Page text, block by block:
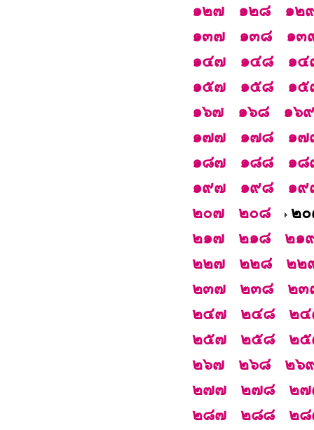
๑๒๗
๑๒๘
๑๒
๑๓๗
๑๓๘
๑๓
๑๔๗
๑๔๘
๑๔
๑๕๗
๑๕๘
๑๕
๑๖๗
๑๖๘
๑๖๙
๑๗๗
๑๗๘
๑๗
๑๘๗
๑๘๘
๑๘
๑๙๗
๑๙๘
๑๙
๒๐๗
๒๐๘
๒
๒๑๗
๒๑๘
๒๑
๒๒๗
๒๒๘
๒๒
๒๓๗
๒๓๘
๒๓
๒๔๗
๒๔๘
๒
๒๕๗
๒๕๘
๒
๒๖๗
๒๖๘
๒๖
๒๗๗
๒๗๘
๒
๒๘๗
๒๘๘
๒